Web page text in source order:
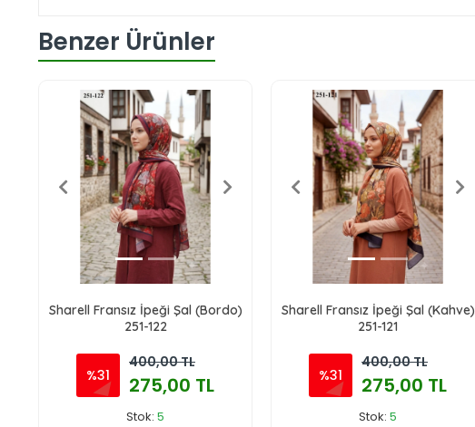
Benzer Ürünler
Sharell Fransız İpeği Şal (Bordo)
251-122
%31
400,00 TL
275,00 TL
Stok: 5
Sharell Fransız İpeği Şal (Kahve)
251-121
%31
400,00 TL
275,00 TL
Stok: 5